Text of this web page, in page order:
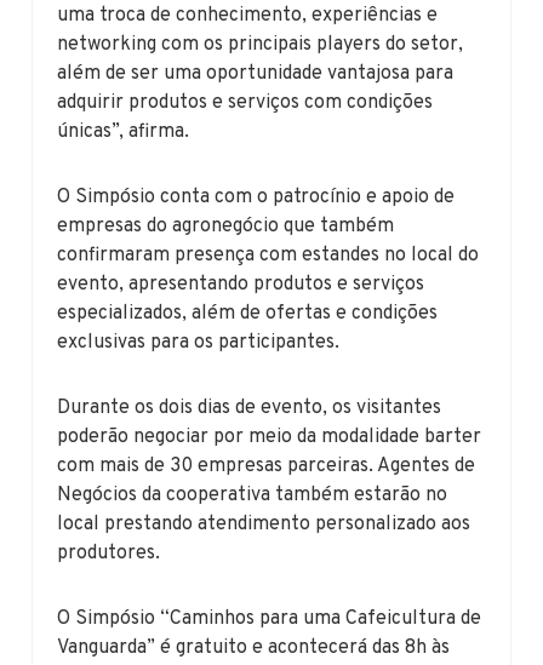
uma troca de conhecimento, experiências e
networking com os principais players do setor,
além de ser uma oportunidade vantajosa para
adquirir produtos e serviços com condições
únicas”, afirma.
O Simpósio conta com o patrocínio e apoio de
empresas do agronegócio que também
confirmaram presença com estandes no local do
evento, apresentando produtos e serviços
especializados, além de ofertas e condições
exclusivas para os participantes.
Durante os dois dias de evento, os visitantes
poderão negociar por meio da modalidade barter
com mais de 30 empresas parceiras. Agentes de
Negócios da cooperativa também estarão no
local prestando atendimento personalizado aos
produtores.
O Simpósio “Caminhos para uma Cafeicultura de
Vanguarda” é gratuito e acontecerá das 8h às